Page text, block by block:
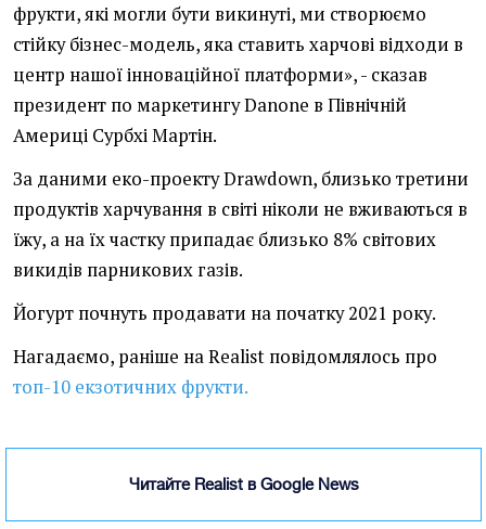
фрукти, які могли бути викинуті, ми створюємо
стійку бізнес-модель, яка ставить харчові відходи в
центр нашої інноваційної платформи», - сказав
президент по маркетингу Danone в Північній
Америці Сурбхі Мартін.
За даними еко-проекту Drawdown, близько третини
продуктів харчування в світі ніколи не вживаються в
їжу, а на їх частку припадає близько 8% світових
викидів парникових газів.
Йогурт почнуть продавати на початку 2021 року.
Нагадаємо, раніше на Realist повідомлялось про
топ-10 екзотичних фрукти.
Читайте Realist в Google News